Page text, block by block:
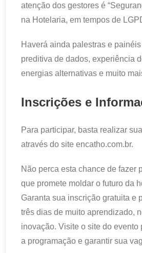
atenção dos gestores é
na Hotelaria, em tempos de
Haverá ainda palestras e
preditiva de dados, experiência
energias alternativas e muito
Inscrições e
Para participar, basta realizar sua
através do site encatho.com.br.
Não perca esta chance de fazer
que promete moldar o futuro da
Garanta sua inscrição gratuita e
três dias de muito aprendizado,
inovação. Visite o site do evento
a programação e garantir sua